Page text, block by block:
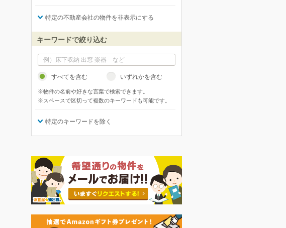
特定の不動産会社の物件を非表示にする
キーワードで絞り込む
すべてを含む いずれかを含む
※物件の名前や好きな言葉で検索できます。
※スペースで区切って複数のキーワードも可能です。
特定のキーワードを除く